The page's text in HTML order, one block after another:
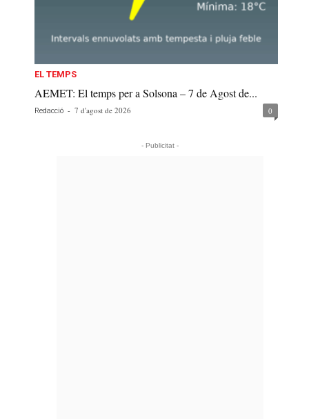
EL TEMPS
AEMET: El temps per a Solsona – 7 de Agost de...
Redacció - 7 d'agost de 2026 0
- Publicitat -